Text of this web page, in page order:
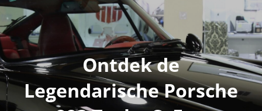
Ontdek de
Legendarische Porsche